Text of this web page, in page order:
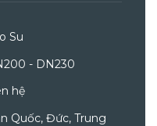
Su
- DN230
hệ
Quốc, Đức, Trung